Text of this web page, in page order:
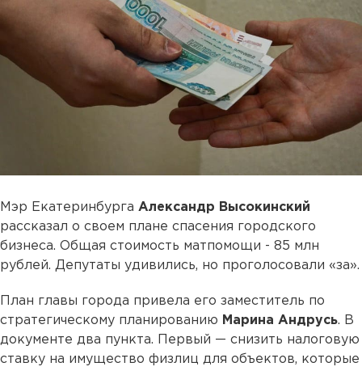
Мэр Екатеринбурга Александр Высокинский
рассказал о своем плане спасения городского
бизнеса. Общая стоимость матпомощи - 85 млн
рублей. Депутаты удивились, но проголосовали «за».
План главы города привела его заместитель по
стратегическому планированию Марина Андрусь. В
документе два пункта. Первый — снизить налоговую
ставку на имущество физлиц для объектов, которые